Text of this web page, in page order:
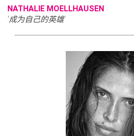
NATHALIE MOELLHAUSEN
'成为自己的英雄'